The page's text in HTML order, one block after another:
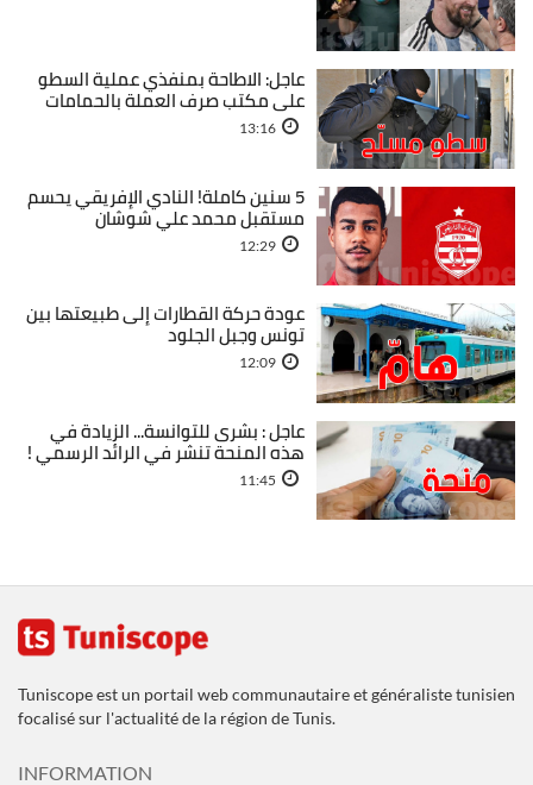
عاجل: الاطاحة بمنفذي عملية السطو
على مكتب صرف العملة بالحمامات
13:16
5 سنين كاملة! النادي الإفريقي يحسم
مستقبل محمد علي شوشان
12:29
عودة حركة القطارات إلى طبيعتها بين
تونس وجبل الجلود
12:09
عاجل : بشرى للتوانسة... الزيادة في
هذه المنحة تنشر في الرائد الرسمي !
11:45
Tuniscope est un portail web communautaire et généraliste tunisien
focalisé sur l'actualité de la région de Tunis.
INFORMATION